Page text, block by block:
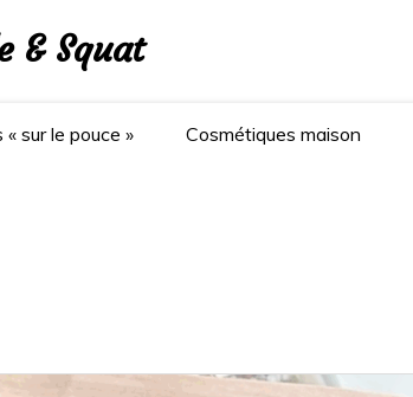
& Squat
sur le pouce » Cosmétiques maison